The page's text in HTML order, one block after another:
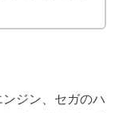
ジン、セガのハ